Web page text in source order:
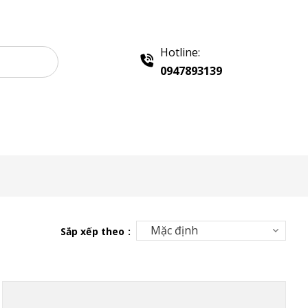
Hotline:
0947893139
Sắp xếp theo :